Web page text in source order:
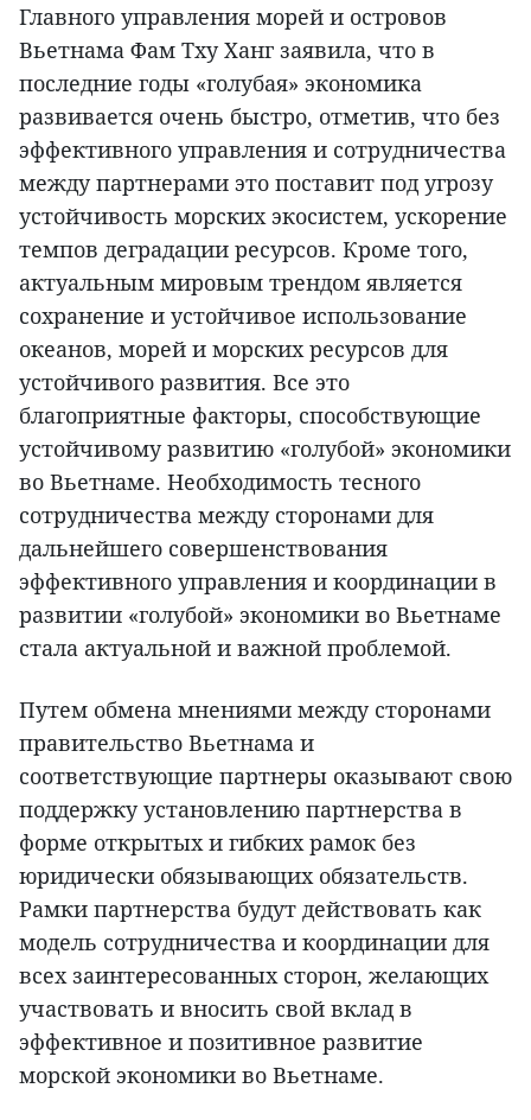
Главного управления морей и островов
Вьетнама Фам Тху Ханг заявила, что в
последние годы «голубая» экономика
развивается очень быстро, отметив, что без
эффективного управления и сотрудничества
между партнерами это поставит под угрозу
устойчивость морских экосистем, ускорение
темпов деградации ресурсов. Кроме того,
актуальным мировым трендом является
сохранение и устойчивое использование
океанов, морей и морских ресурсов для
устойчивого развития. Все это
благоприятные факторы, способствующие
устойчивому развитию «голубой» экономики
во Вьетнаме. Необходимость тесного
сотрудничества между сторонами для
дальнейшего совершенствования
эффективного управления и координации в
развитии «голубой» экономики во Вьетнаме
стала актуальной и важной проблемой.
Путем обмена мнениями между сторонами
правительство Вьетнама и
соответствующие партнеры оказывают свою
поддержку установлению партнерства в
форме открытых и гибких рамок без
юридически обязывающих обязательств.
Рамки партнерства будут действовать как
модель сотрудничества и координации для
всех заинтересованных сторон, желающих
участвовать и вносить свой вклад в
эффективное и позитивное развитие
морской экономики во Вьетнаме.